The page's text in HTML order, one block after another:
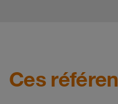
Ces